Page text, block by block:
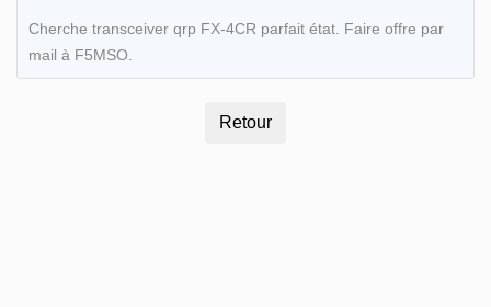
Cherche transceiver qrp FX-4CR parfait état. Faire offre par
mail à F5MSO.